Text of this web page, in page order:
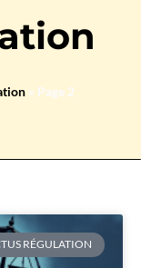
» Page 2
RÉGULATION